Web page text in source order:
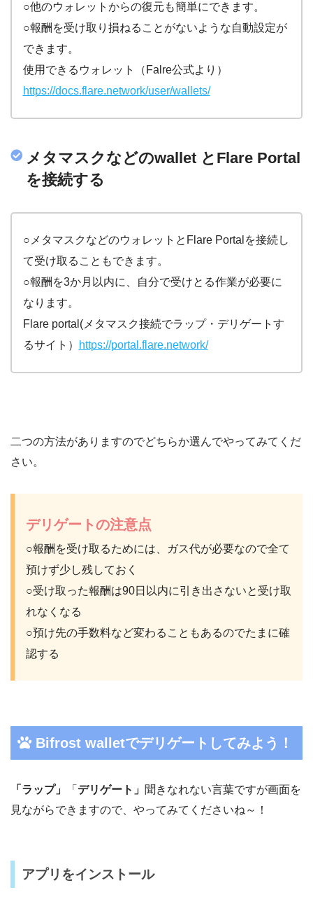
○他のウォレットからの復元も簡単にできます。
○報酬を受け取り損ねることがないような自動設定が
できます。
使用できるウォレット（Falre公式より）
https://docs.flare.network/user/wallets/
メタマスクなどのwallet とFlare Portal
を接続する
○メタマスクなどのウォレットとFlare Portalを接続し
て受け取ることもできます。
○報酬を3か月以内に、自分で受けとる作業が必要に
なります。
Flare portal(メタマスク接続でラップ・デリゲートす
るサイト）
https://portal.flare.network/
二つの方法がありますのでどちらか選んでやってみてくだ
さい。
デリゲートの注意点
○報酬を受け取るためには、ガス代が必要なので全て
預けず少し残しておく
○受け取った報酬は90日以内に引き出さないと受け取
れなくなる
○預け先の手数料など変わることもあるのでたまに確
認する
Bifrost walletでデリゲートしてみよう！
「ラップ」 「 デリゲート」 聞きなれない言葉ですが画面を
見ながらできますので、やってみてくださいね～！
アプリをインストール